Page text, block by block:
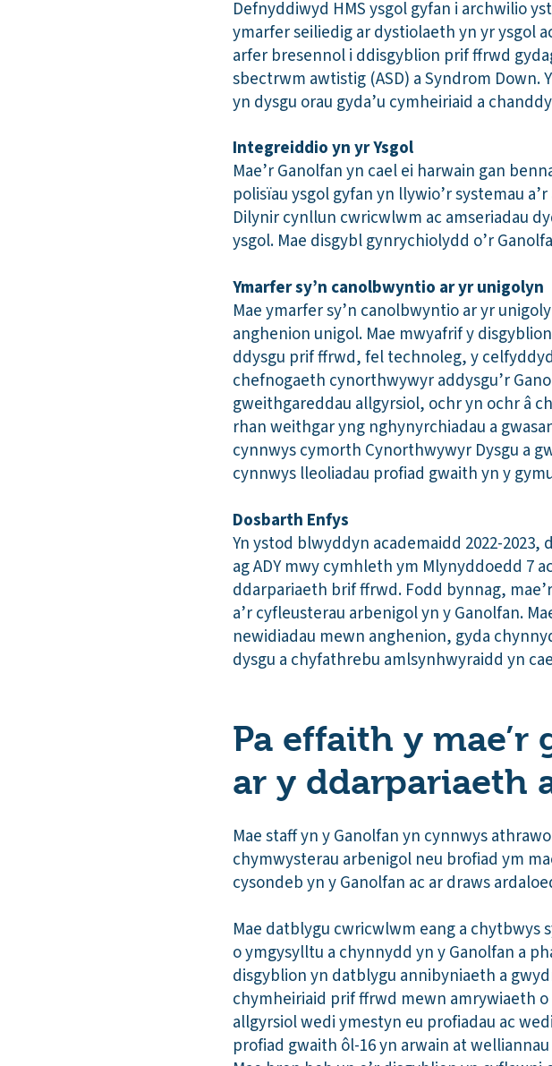
Defnyddiwyd HMS ysgol gyfan i archwilio
ymarfer seiliedig ar dystiolaeth yn yr ysgol
arfer bresennol i ddisgyblion prif ffrwd
sbectrwm awtistig (ASD) a Syndrom
yn dysgu orau gyda’u cymheiriaid a
Integreiddio yn yr Ysgol
Mae’r Ganolfan yn cael ei harwain gan
polisïau ysgol gyfan yn llywio’r systemau
Dilynir cynllun cwricwlwm ac amseriadau
ysgol. Mae disgybl gynrychiolydd o’r
Ymarfer sy’n canolbwyntio ar yr unigolyn
Mae ymarfer sy’n canolbwyntio ar yr
anghenion unigol. Mae mwyafrif y
ddysgu prif ffrwd, fel technoleg, y
chefnogaeth cynorthwywyr addysgu’r
gweithgareddau allgyrsiol, ochr yn ochr â
rhan weithgar yng nghynyrchiadau a
cynnwys cymorth Cynorthwywyr Dysgu a
cynnwys lleoliadau profiad gwaith yn y
Dosbarth Enfys
Yn ystod blwyddyn academaidd 2022-
ag ADY mwy cymhleth ym Mlynyddoedd 7
ddarpariaeth brif ffrwd. Fodd bynnag,
a’r cyfleusterau arbenigol yn y Ganolfan.
newidiadau mewn anghenion, gyda
dysgu a chyfathrebu amlsynhwyraidd yn
Pa effaith y
ar y ddarpariaeth
Mae staff yn y Ganolfan yn cynnwys
chymwysterau arbenigol neu brofiad ym
cysondeb yn y Ganolfan ac ar draws
Mae datblygu cwricwlwm eang a chytbwys
o ymgysylltu a chynnydd yn y Ganolfan a
disgyblion yn datblygu annibyniaeth a
chymheiriaid prif ffrwd mewn amrywiaeth
allgyrsiol wedi ymestyn eu profiadau ac
profiad gwaith ôl-16 yn arwain at